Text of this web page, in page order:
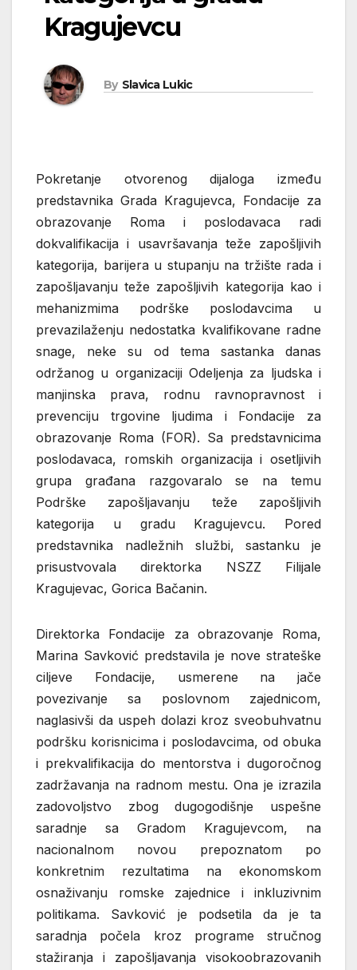
Kragujevcu
By Slavica Lukic
Pokretanje otvorenog dijaloga između
predstavnika Grada Kragujevca, Fondacije za
obrazovanje Roma i poslodavaca radi
dokvalifikacija i usavršavanja teže zapošljivih
kategorija, barijera u stupanju na tržište rada i
zapošljavanju teže zapošljivih kategorija kao i
mehanizmima podrške poslodavcima u
prevazilaženju nedostatka kvalifikovane radne
snage, neke su od tema sastanka danas
održanog u organizaciji Odeljenja za ljudska i
manjinska prava, rodnu ravnopravnost i
prevenciju trgovine ljudima i Fondacije za
obrazovanje Roma (FOR). Sa predstavnicima
poslodavaca, romskih organizacija i osetljivih
grupa građana razgovaralo se na temu
Podrške zapošljavanju teže zapošljivih
kategorija u gradu Kragujevcu. Pored
predstavnika nadležnih službi, sastanku je
prisustvovala direktorka NSZZ Filijale
Kragujevac, Gorica Bačanin.
Direktorka Fondacije za obrazovanje Roma,
Marina Savković predstavila je nove strateške
ciljeve Fondacije, usmerene na jače
povezivanje sa poslovnom zajednicom,
naglasivši da uspeh dolazi kroz sveobuhvatnu
podršku korisnicima i poslodavcima, od obuka
i prekvalifikacija do mentorstva i dugoročnog
zadržavanja na radnom mestu. Ona je izrazila
zadovoljstvo zbog dugogodišnje uspešne
saradnje sa Gradom Kragujevcom, na
nacionalnom novou prepoznatom po
konkretnim rezultatima na ekonomskom
osnaživanju romske zajednice i inkluzivnim
politikama. Savković je podsetila da je ta
saradnja počela kroz programe stručnog
stažiranja i zapošljavanja visokoobrazovanih